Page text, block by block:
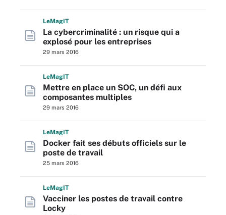
LeMagIT
La cybercriminalité : un risque qui a
explosé pour les entreprises
29 mars 2016
LeMagIT
Mettre en place un SOC, un défi aux
composantes multiples
29 mars 2016
LeMagIT
Docker fait ses débuts officiels sur le
poste de travail
25 mars 2016
LeMagIT
Vacciner les postes de travail contre
Locky